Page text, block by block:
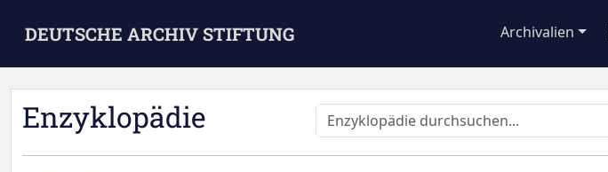
DEUTSCHE ARCHIV STIFTUNG Archivalien
Enzyklopädie